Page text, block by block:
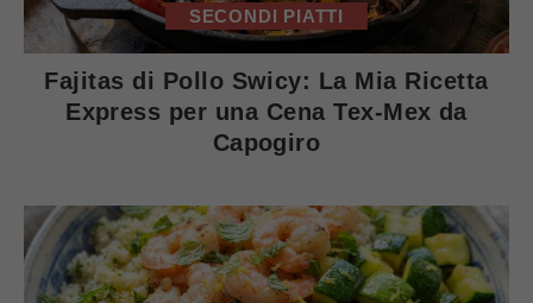
SECONDI PIATTI
Fajitas di Pollo Swicy: La Mia Ricetta
Express per una Cena Tex-Mex da
Capogiro